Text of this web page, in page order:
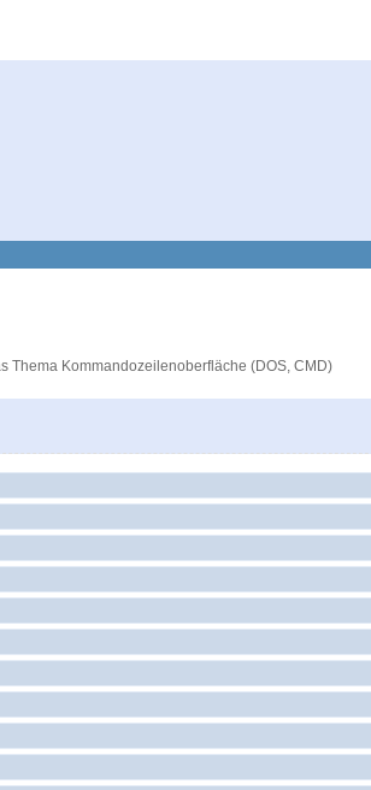
Thema Kommandozeilenoberfläche (DOS, CMD)